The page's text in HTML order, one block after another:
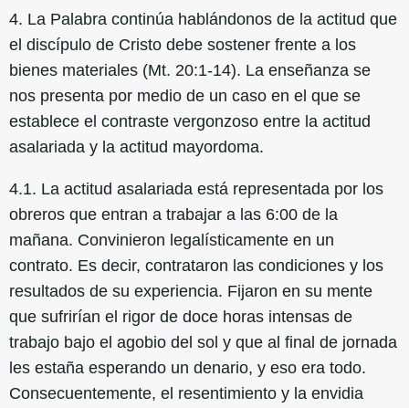
4. La Palabra continúa hablándonos de la actitud que
el discípulo de Cristo debe sostener frente a los
bienes materiales (Mt. 20:1-14). La enseñanza se
nos presenta por medio de un caso en el que se
establece el contraste vergonzoso entre la actitud
asalariada y la actitud mayordoma.
4.1. La actitud asalariada está representada por los
obreros que entran a trabajar a las 6:00 de la
mañana. Convinieron legalísticamente en un
contrato. Es decir, contrataron las condiciones y los
resultados de su experiencia. Fijaron en su mente
que sufrirían el rigor de doce horas intensas de
trabajo bajo el agobio del sol y que al final de jornada
les estaña esperando un denario, y eso era todo.
Consecuentemente, el resentimiento y la envidia